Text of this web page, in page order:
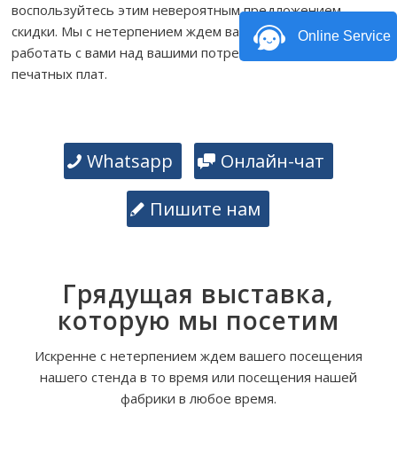
воспользуйтесь этим невероятным предложением
скидки. Мы с нетерпением ждем вашего ответа и будем
работать с вами над вашими потребностями в сборке
печатных плат.
Whatsapp
Онлайн-чат
Пишите нам
Грядущая выставка,
которую мы посетим
Искренне с нетерпением ждем вашего посещения
нашего стенда в то время или посещения нашей
фабрики в любое время.
Online Service